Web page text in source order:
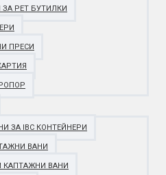
PET БУТИЛКИ
ПРЕСИ
ЗА IBC КОНТЕЙНЕРИ
ВАНИ
КАПТАЖНИ ВАНИ